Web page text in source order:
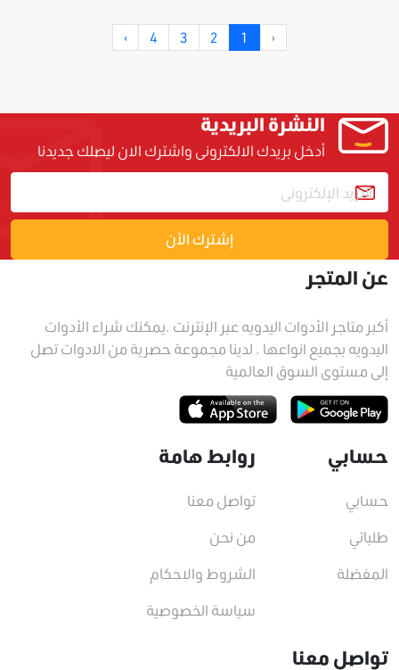
‹
1
2
3
4
›
النشرة البريدية
أدخل بريدك الالكترونى واشترك الان ليصلك جديدنا
إشترك الأن
عن المتجر
أكبر متاجر الأدوات اليدويه عبر الإنترنت .يمكنك شراء الأدوات
اليدويه بجميع انواعها . لدينا مجموعة حصرية من الادوات تصل
إلى مستوى السوق العالمية
حسابي
حسابي
طلباتي
المفضلة
روابط هامة
تواصل معنا
من نحن
الشروط والاحكام
سياسة الخصوصية
تواصل معنا